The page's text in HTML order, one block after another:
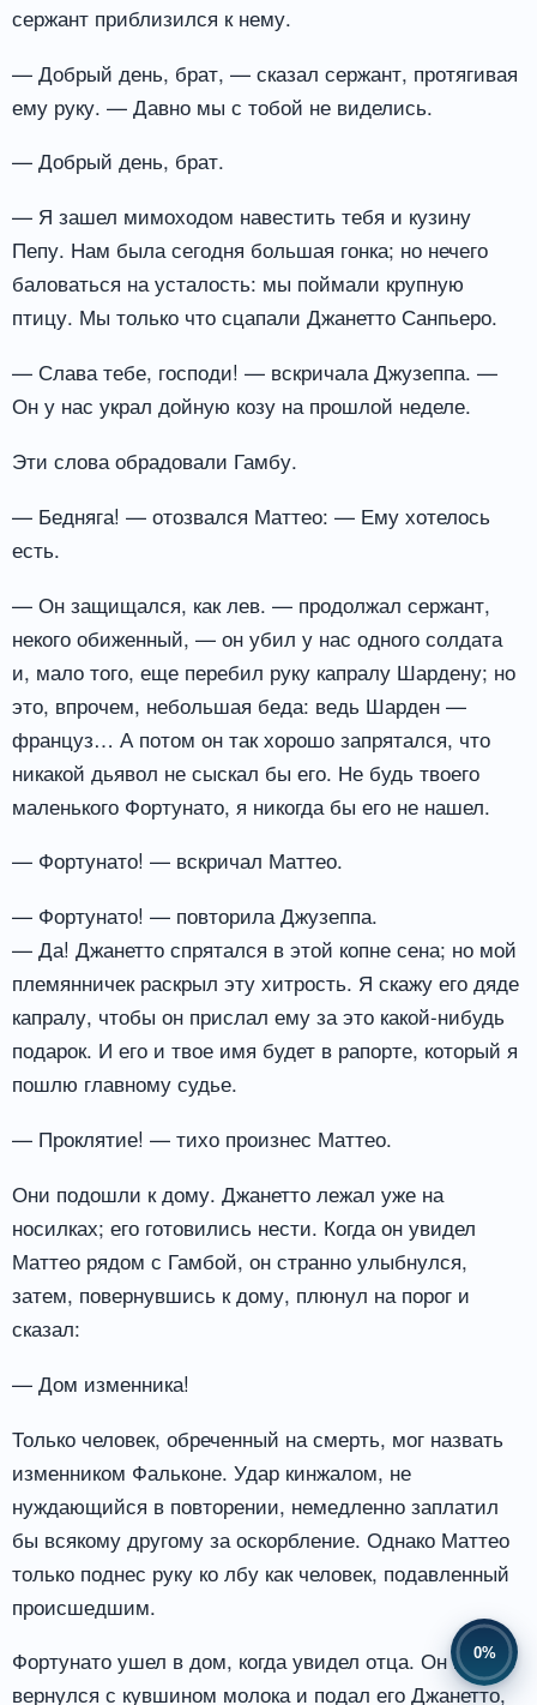
сержант приблизился к нему.
— Добрый день, брат, — сказал сержант, протягивая
ему руку. — Давно мы с тобой не виделись.
— Добрый день, брат.
— Я зашел мимоходом навестить тебя и кузину
Пепу. Нам была сегодня большая гонка; но нечего
баловаться на усталость: мы поймали крупную
птицу. Мы только что сцапали Джанетто Санпьеро.
— Слава тебе, господи! — вскричала Джузеппа. —
Он у нас украл дойную козу на прошлой неделе.
Эти слова обрадовали Гамбу.
— Бедняга! — отозвался Маттео: — Ему хотелось
есть.
— Он защищался, как лев. — продолжал сержант,
некого обиженный, — он убил у нас одного солдата
и, мало того, еще перебил руку капралу Шардену; но
это, впрочем, небольшая беда: ведь Шарден —
француз… А потом он так хорошо запрятался, что
никакой дьявол не сыскал бы его. Не будь твоего
маленького Фортунато, я никогда бы его не нашел.
— Фортунато! — вскричал Маттео.
— Фортунато! — повторила Джузеппа.
— Да! Джанетто спрятался в этой копне сена; но мой
племянничек раскрыл эту хитрость. Я скажу его дяде
капралу, чтобы он прислал ему за это какой-нибудь
подарок. И его и твое имя будет в рапорте, который я
пошлю главному судье.
— Проклятие! — тихо произнес Маттео.
Они подошли к дому. Джанетто лежал уже на
носилках; его готовились нести. Когда он увидел
Маттео рядом с Гамбой, он странно улыбнулся,
затем, повернувшись к дому, плюнул на порог и
сказал:
— Дом изменника!
Только человек, обреченный на смерть, мог назвать
изменником Фальконе. Удар кинжалом, не
нуждающийся в повторении, немедленно заплатил
бы всякому другому за оскорбление. Однако Маттео
только поднес руку ко лбу как человек, подавленный
происшедшим.
Фортунато ушел в дом, когда увидел отца. Он вскоре
вернулся с кувшином молока и подал его Джанетто,
0%